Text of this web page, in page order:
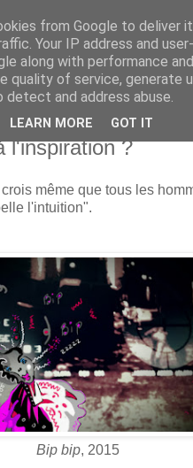
Simon
l'inspiration ?
même que tous les
l'intuition".
Bip bip, 2015
from Google to deliver
Your IP address and
along with performance
quality of service, generate
and address abuse.
LEARN MORE GOT IT